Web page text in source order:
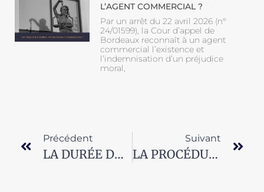
L’AGENT COMMERCIAL ?
Par un arrêt du 22 avril 2026 (n°
24/01599), la Cour d’appel de
Bordeaux reconnaît à un agent
commercial l’existence et
l’indemnisation d’un préjudice
moral,
Précédent
LA DURÉE DU CONTRAT DE L’AGENT COMMERCIAL
Suivant
LA PROCÉDURE DE PRÉSENTATION DU SUCCESSEUR DE L’AGENT COMMERCIAL